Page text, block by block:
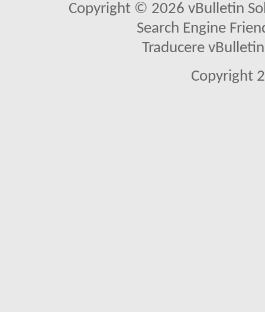
Copyright © 2026 vBulletin
Search Engine
Traducere
Copyright